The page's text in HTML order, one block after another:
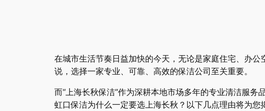
在城市生活节奏日益加快的今天，无论是家庭住宅、办
说，选择一家专业、可靠、高效的保洁公司至关重要。
而“上海长秋保洁”作为深耕本地市场多年的专业清洁服
虹口保洁为什么一定要选上海长秋？以下几点理由将为您